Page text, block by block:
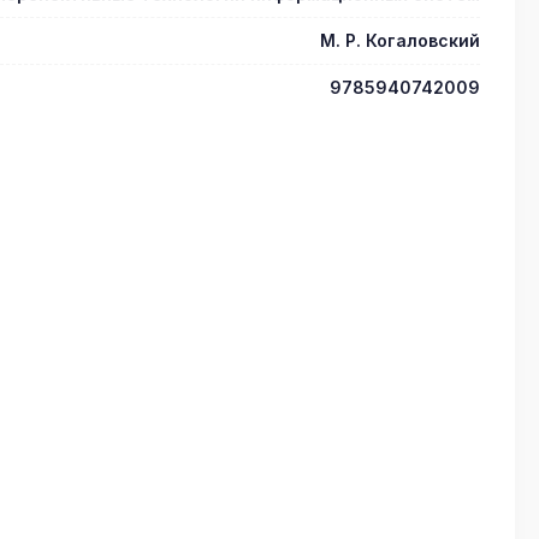
М. Р. Когаловский
9785940742009